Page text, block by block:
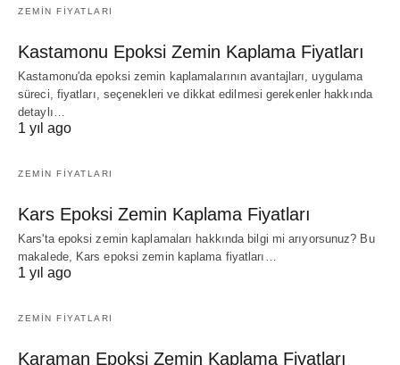
ZEMIN FIYATLARI
Kastamonu Epoksi Zemin Kaplama Fiyatları
Kastamonu'da epoksi zemin kaplamalarının avantajları, uygulama
süreci, fiyatları, seçenekleri ve dikkat edilmesi gerekenler hakkında
detaylı…
1 yıl ago
ZEMIN FIYATLARI
Kars Epoksi Zemin Kaplama Fiyatları
Kars'ta epoksi zemin kaplamaları hakkında bilgi mi arıyorsunuz? Bu
makalede, Kars epoksi zemin kaplama fiyatları…
1 yıl ago
ZEMIN FIYATLARI
Karaman Epoksi Zemin Kaplama Fiyatları